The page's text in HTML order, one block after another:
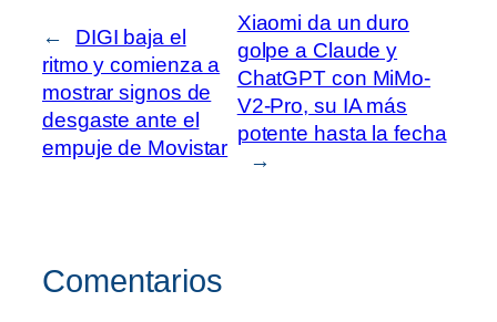
←
DIGI baja el
ritmo y comienza a
mostrar signos de
desgaste ante el
empuje de Movistar
Xiaomi da un duro
golpe a Claude y
ChatGPT con MiMo-
V2-Pro, su IA más
potente hasta la fecha
→
Comentarios